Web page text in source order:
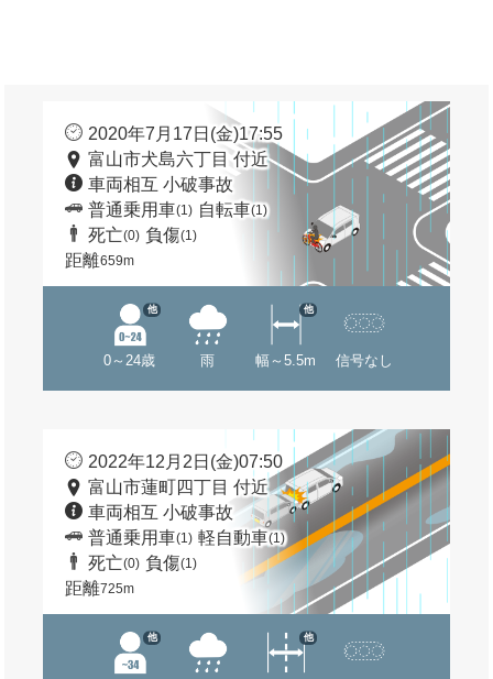
2020年7月17日(金)17:55
富山市犬島六丁目 付近
車両相互 小破事故
普通乗用車(1) 自転車(1)
死亡(0) 負傷(1)
距離659m
0～24歳
他
雨 幅～5.5m
他
信号なし
2022年12月2日(金)07:50
富山市蓮町四丁目 付近
車両相互 小破事故
普通乗用車(1) 軽自動車(1)
死亡(0) 負傷(1)
距離725m
他 他